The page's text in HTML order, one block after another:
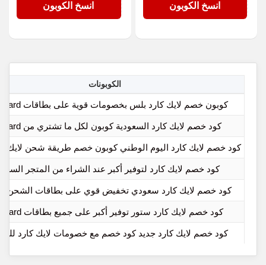
PF86انسخ الكوبون PF86انسخ الكوبون
الكوبونات
كوبون خصم لايك كارد بلس بخصومات قوية على بطاقات like 4 card
كود خصم لايك كارد السعودية كوبون لكل ما تشتري من like card
كود خصم لايك كارد اليوم الوطني كوبون خصم طريقة شحن لايك
كود خصم لايك كارد لتوفير أكبر عند الشراء من المتجر
كود خصم لايك كارد سعودي تخفيض قوي على بطاقات الشحن
كود خصم لايك كارد ستور توفير أكبر على جميع بطاقات LikeCard
كود خصم لايك كارد جديد كود خصم مع خصومات لايك كارد